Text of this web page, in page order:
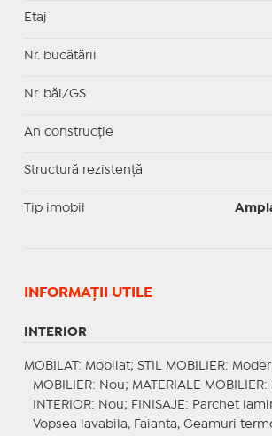
Etaj
Nr. bucătării
Nr. băi/GS
An construcție
Structură rezistență
Tip imobil
INFORMAŢII UTILE
INTERIOR
MOBILAT : Mobilat; STIL MOBILIER:
MOBILIER: Nou; MATERIALE MOBILIER:
INTERIOR: Nou; FINISAJE : Parchet
Vopsea lavabila, Faianta, Geamuri